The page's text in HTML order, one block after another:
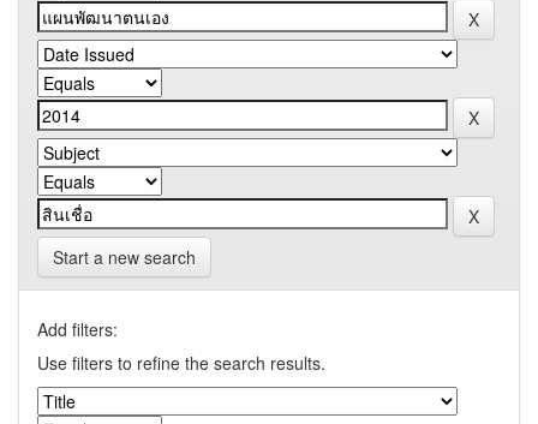
Start a new search
Add filters:
Use filters to refine the search results.